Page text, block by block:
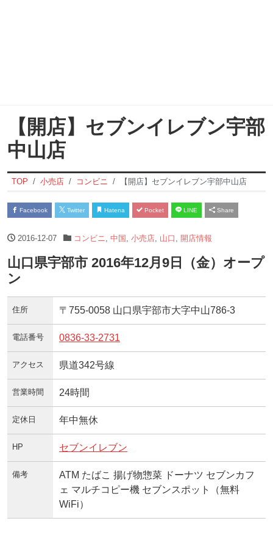
【開店】セブンイレブン宇部
中山店
TOP 小売店 コンビニ 【開店】セブンイレブン宇部中山店
Facebook Twitter Hatena Pocket LINE Share
2016-12-07 コンビニ 中国 小売店, 山口 開店情報
山口県宇部市 2016年12月9日（金）オープ
ン
住所 〒755-0058 山口県宇部市大字中山786-3
電話番号 0836-33-2731
アクセス 県道342号線
営業時間 24時間
定休日 年中無休
HP セブンイレブン
備考
ATM たばこ 揚げ物惣菜 ドーナツ セブンカフ
ェ マルチコピー機 セブンスポット（無料
WiFi）